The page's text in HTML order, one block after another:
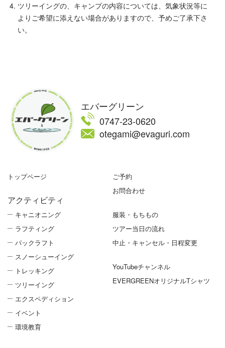
ツリーイングの、キャンプの内容については、気象状況等に
よりご希望に添えない場合がありますので、予めご了承下さ
い。
エバーグリーン
0747-23-0620
otegami@evaguri.com
トップページ
アクティビティ
キャニオニング
ラフティング
パックラフト
スノーシューイング
トレッキング
ツリーイング
エクスペディション
イベント
環境教育
ご予約
お問合わせ
服装・もちもの
ツアー当日の流れ
中止・キャンセル・日程変更
YouTubeチャンネル
EVERGREENオリジナルTシャツ